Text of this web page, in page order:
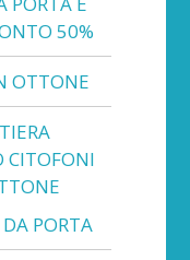
50%
OTTONE
CITOFONI
PORTA